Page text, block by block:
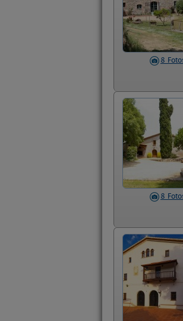
8
8